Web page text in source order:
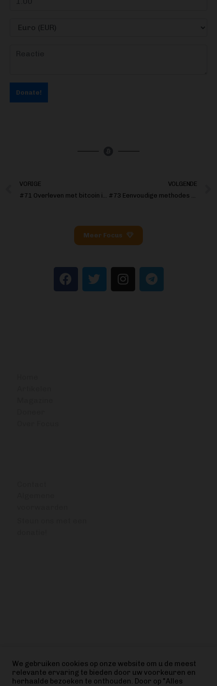
Donate!
VORIGE
VOLGENDE
Meer Focus
We gebruiken cookies op onze website om u de meest
relevante ervaring te bieden door uw voorkeuren en
herhaalde bezoeken te onthouden. Door op "Alles